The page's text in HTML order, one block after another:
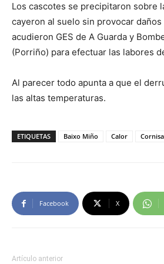
Los cascotes se precipitaron sobre
cayeron al suelo sin provocar
acudieron GES de A Guarda y
(Porriño) para efectuar las labores
Al parecer todo apunta a que el
las altas temperaturas.
ETIQUETAS Baixo Miño Calor Cornisa
Facebook X
Artículo anterior